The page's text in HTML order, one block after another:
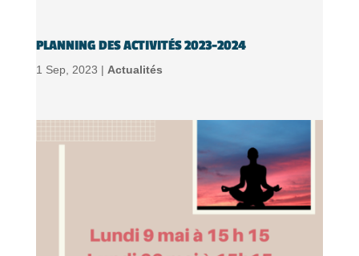
PLANNING DES ACTIVITÉS 2023-2024
1 Sep, 2023 | Actualités